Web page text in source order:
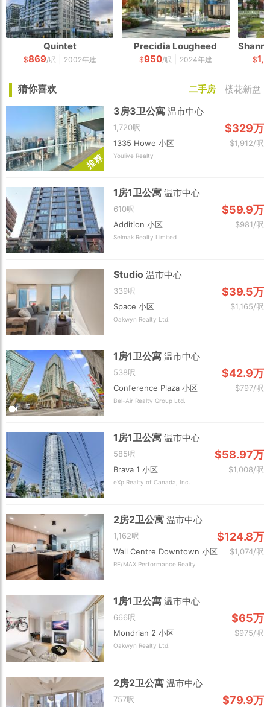
Quintet
$869/呎 2002年建
Precidia Lougheed
$950/呎 2024年建 $
猜你喜欢 二手房 楼花新盘
推荐
3房3卫公寓温市中心
1,720呎 $329万
1335 Howe 小区 $1,912/呎
Youlive Realty
1房1卫公寓温市中心
610呎 $59.9万
Addition 小区 $981/呎
Selmak Realty Limited
Studio温市中心
339呎 $39.5万
Space 小区 $1,165/呎
Oakwyn Realty Ltd.
1房1卫公寓温市中心
538呎 $42.9万
Conference Plaza 小区 $797/呎
Bel-Air Realty Group Ltd.
1房1卫公寓温市中心
585呎 $58.97万
Brava 1 小区 $1,008/呎
eXp Realty of Canada, Inc.
2房2卫公寓温市中心
1,162呎 $124.8万
Wall Centre Downtown 小区 $1,074/呎
RE/MAX Performance Realty
1房1卫公寓温市中心
666呎 $65万
Mondrian 2 小区 $975/呎
Oakwyn Realty Ltd.
2房2卫公寓温市中心
757呎 $79.9万